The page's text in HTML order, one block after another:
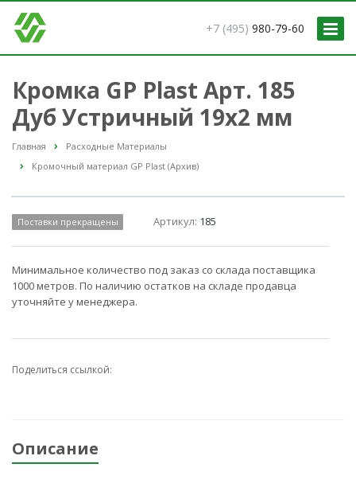
+7 (495) 980-79-60
Кромка GP Plast Арт. 185
Дуб Устричный 19x2 мм
Главная
Расходные Материалы
Кромочный материал GP Plast (Архив)
Поставки прекращены Артикул: 185
Минимальное количество под заказ со склада поставщика
1000 метров. По наличию остатков на складе продавца
уточняйте у менеджера.
Поделиться ссылкой:
Описание